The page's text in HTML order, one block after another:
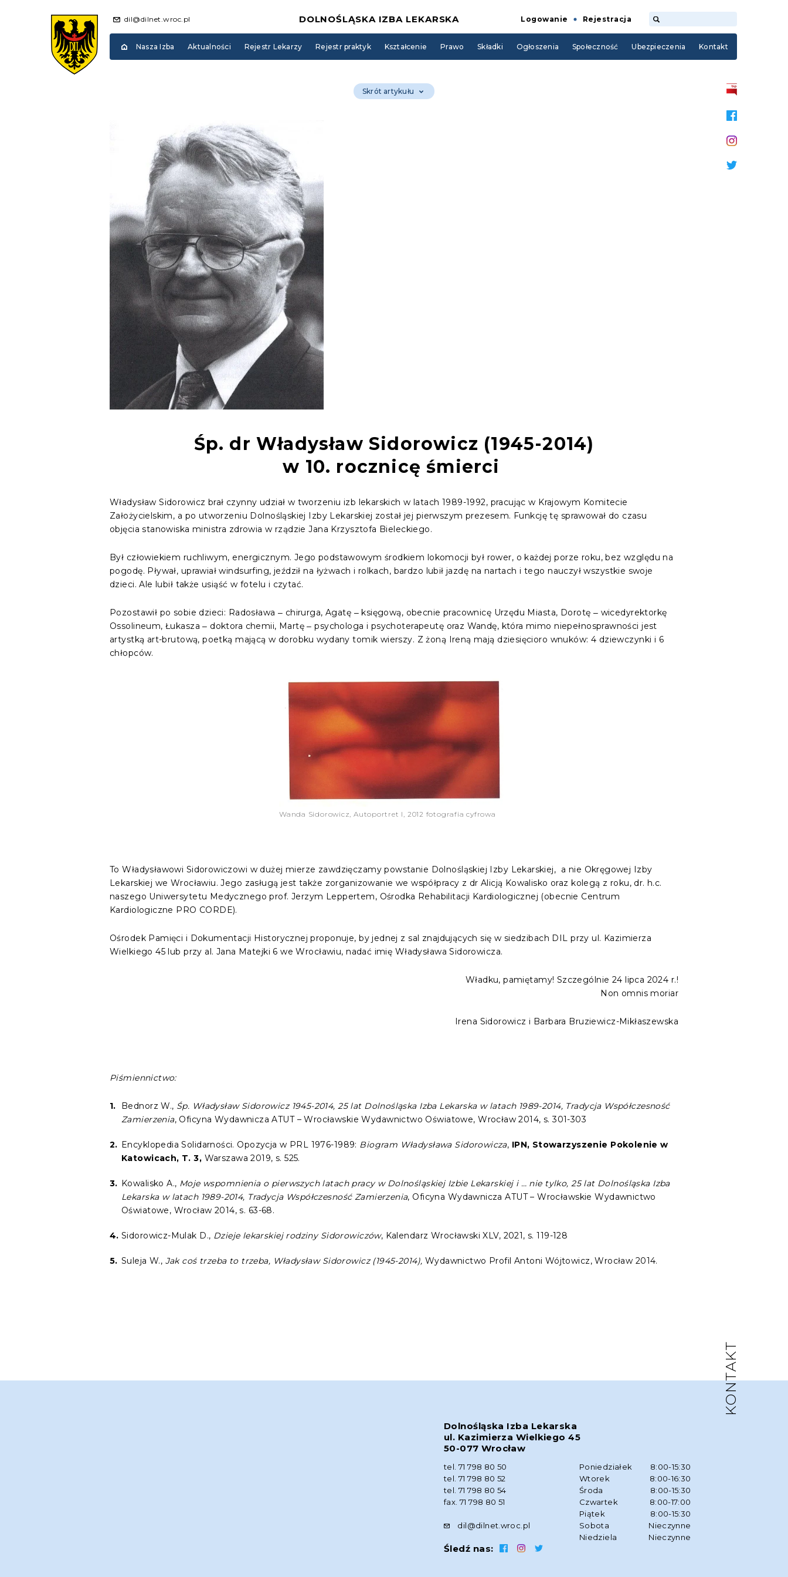
dil@dilnet.wroc.pl DOLNOŚLĄSKA IZBA LEKARSKA Logowanie Rejestracja
Nasza Izba Aktualności Rejestr Lekarzy Rejestr praktyk Kształcenie Prawo Składki Ogłoszenia Społeczność Ubezpieczenia Kontakt
Skrót artykułu
Śp. dr Władysław Sidorowicz (1945-2014)
w 10. rocznicę śmierci
Władysław Sidorowicz brał czynny udział w tworzeniu izb lekarskich w latach 1989-1992, pracując w Krajowym Komitecie
Założycielskim, a po utworzeniu Dolnośląskiej Izby Lekarskiej został jej pierwszym prezesem. Funkcję tę sprawował do czasu
objęcia stanowiska ministra zdrowia w rządzie Jana Krzysztofa Bieleckiego.
Był człowiekiem ruchliwym, energicznym. Jego podstawowym środkiem lokomocji był rower, o każdej porze roku, bez względu na
pogodę. Pływał, uprawiał windsurfing, jeździł na łyżwach i rolkach, bardzo lubił jazdę na nartach i tego nauczył wszystkie swoje
dzieci. Ale lubił także usiąść w fotelu i czytać.
Pozostawił po sobie dzieci: Radosława ‒ chirurga, Agatę ‒ księgową, obecnie pracownicę Urzędu Miasta, Dorotę ‒ wicedyrektorkę
Ossolineum, Łukasza ‒ doktora chemii, Martę ‒ psychologa i psychoterapeutę oraz Wandę, która mimo niepełnosprawności jest
artystką art-brutową, poetką mającą w dorobku wydany tomik wierszy. Z żoną Ireną mają dziesięcioro wnuków: 4 dziewczynki i 6
chłopców.
Wanda Sidorowicz, Autoportret I, 2012 fotografia cyfrowa
To Władysławowi Sidorowiczowi w dużej mierze zawdzięczamy powstanie Dolnośląskiej Izby Lekarskiej, a nie Okręgowej Izby
Lekarskiej we Wrocławiu. Jego zasługą jest także zorganizowanie we współpracy z dr Alicją Kowalisko oraz kolegą z roku, dr. h.c.
naszego Uniwersytetu Medycznego prof. Jerzym Leppertem, Ośrodka Rehabilitacji Kardiologicznej (obecnie Centrum
Kardiologiczne PRO CORDE).
Ośrodek Pamięci i Dokumentacji Historycznej proponuje, by jednej z sal znajdujących się w siedzibach DIL przy ul. Kazimierza
Wielkiego 45 lub przy al. Jana Matejki 6 we Wrocławiu, nadać imię Władysława Sidorowicza.
Władku, pamiętamy! Szczególnie 24 lipca 2024 r.!
Non omnis moriar
Irena Sidorowicz i Barbara Bruziewicz-Mikłaszewska
Piśmiennictwo:
Bednorz W., Śp. Władysław Sidorowicz 1945-2014, 25 lat Dolnośląska Izba Lekarska w latach 1989-2014, Tradycja Współczesność
Zamierzenia, Oficyna Wydawnicza ATUT – Wrocławskie Wydawnictwo Oświatowe, Wrocław 2014, s. 301-303
Encyklopedia Solidarności. Opozycja w PRL 1976-1989: Biogram Władysława Sidorowicza, IPN, Stowarzyszenie Pokolenie w
Katowicach, T. 3, Warszawa 2019, s. 525.
Kowalisko A., Moje wspomnienia o pierwszych latach pracy w Dolnośląskiej Izbie Lekarskiej i … nie tylko, 25 lat Dolnośląska Izba
Lekarska w latach 1989-2014, Tradycja Współczesność Zamierzenia, Oficyna Wydawnicza ATUT – Wrocławskie Wydawnictwo
Oświatowe, Wrocław 2014, s. 63-68.
Sidorowicz-Mulak D., Dzieje lekarskiej rodziny Sidorowiczów, Kalendarz Wrocławski XLV, 2021, s. 119-128
Suleja W., Jak coś trzeba to trzeba, Władysław Sidorowicz (1945-2014), Wydawnictwo Profil Antoni Wójtowicz, Wrocław 2014.
KONTAKT
Dolnośląska Izba Lekarska
ul. Kazimierza Wielkiego 45
50-077 Wrocław
tel. 71 798 80 50
tel. 71 798 80 52
tel. 71 798 80 54
fax. 71 798 80 51
dil@dilnet.wroc.pl
Śledź nas:
Poniedziałek
8:00-15:30
Wtorek
8:00-16:30
Środa
8:00-15:30
Czwartek
8:00-17:00
Piątek
8:00-15:30
Sobota
Nieczynne
Niedziela
Nieczynne